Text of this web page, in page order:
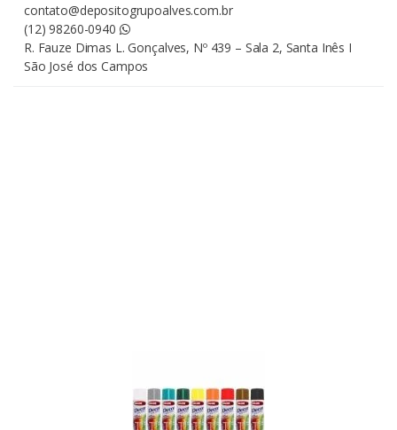
contato@depositogrupoalves.com.br
(12) 98260-0940
R. Fauze Dimas L. Gonçalves, Nº 439 – Sala 2, Santa Inês I
São José dos Campos